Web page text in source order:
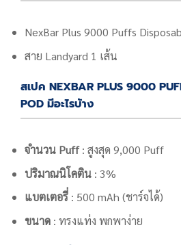
NexBar Plus 9000 Puffs
สาย Landyard 1 เส้น
สเปค NEXBAR PLUS 9000
POD มีอะไรบ้าง
จำนวน Puff: สูงสุด 9,000 Puff
ปริมาณนิโคติน : 3%
แบตเตอรี่ : 500 mAh (ชาร์จได้)
ขนาด : ทรงแท่ง พกพาง่าย